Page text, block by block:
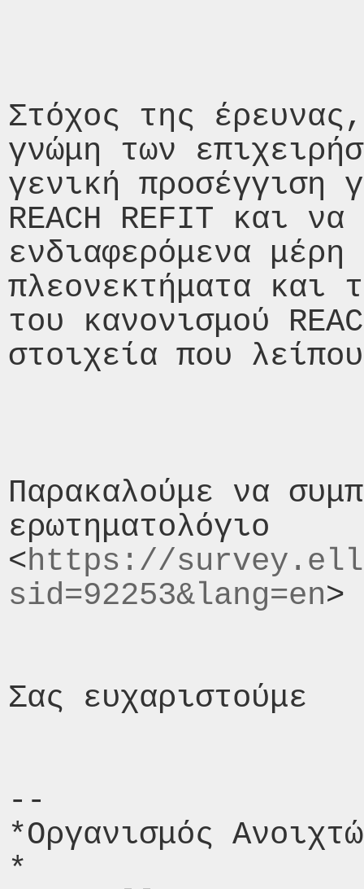
Στόχος της
γνώμη των
γενική προσέγγιση
REACH REFIT και
ενδιαφερόμενα
πλεονεκτήματα και
του κανονισμού
στοιχεία που
Παρακαλούμε να
ερωτηματολόγιο
<https://
sid=92253&lang=en>
Σας ευχαριστούμε
--
*Οργανισμός
*